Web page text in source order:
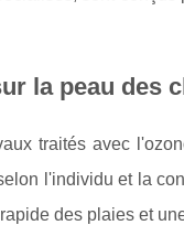
la peau des
traités avec
l'individu et la
des plaies et